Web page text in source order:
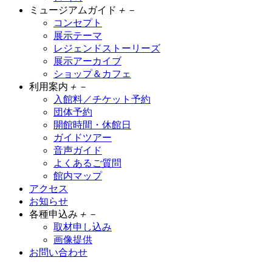
ミュージアムガイド ＋ －
コンセプト
展示テーマ
レジェンドストーリーズ
展示アーカイブ
ショップ＆カフェ
利用案内 ＋ －
入館料／チケット予約
団体予約
開館時間・休館日
ガイドツアー
音声ガイド
よくあるご質問
館内マップ
アクセス
お知らせ
各種申込み ＋ －
取材申し込み
画像提供
お問い合わせ